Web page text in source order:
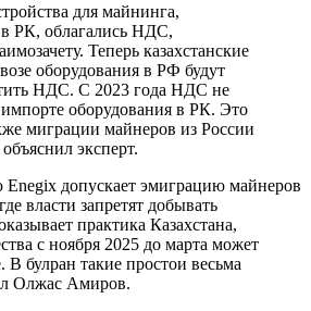
для майнинга,
РК, облагались НДС,
Теперь казахстанские
оборудования в РФ будут
НДС. С 2023 года НДС не
импорте оборудования в РК. Это
миграции майнеров из России
эксперт.
допускает эмиграцию майнеров
власти запретят добывать
практика Казахстана,
с ноября 2025 до марта может
В булран такие простои весьма
Олжас Амиров.